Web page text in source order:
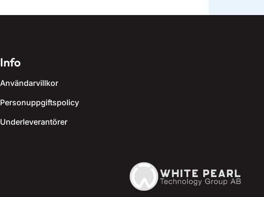
Info
Användarvillkor
Personuppgiftspolicy
Underleverantörer